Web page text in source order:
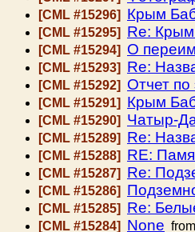
[CML #15296] Крым
[CML #15295] Re:
[CML #15294] О
[CML #15293] Re:
[CML #15292] Отчет
[CML #15291] Крым
[CML #15290] Чатыр-
[CML #15289] Re:
[CML #15288] RE:
[CML #15287] Re:
[CML #15286]
[CML #15285] Re:
[CML #15284] None from